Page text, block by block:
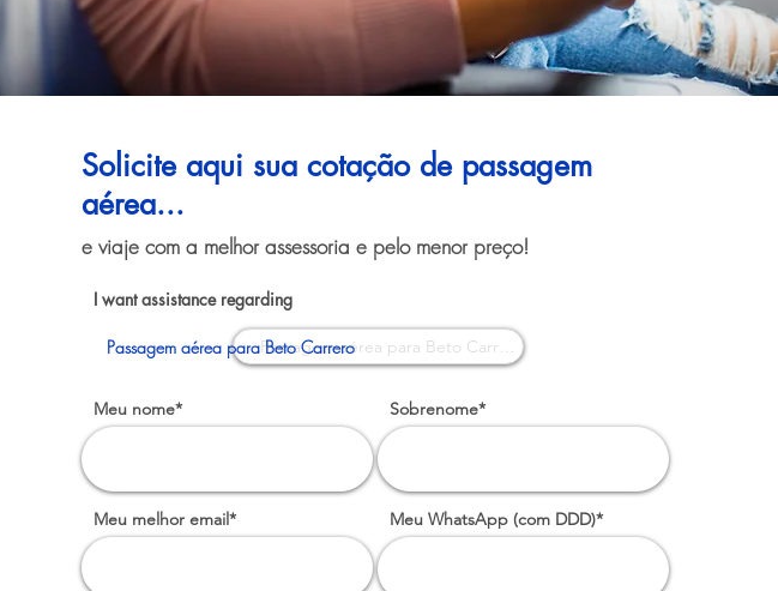
Solicite aqui sua cotação de passagem
aérea...
e viaje com a melhor assessoria e pelo menor preço!
I want assistance regarding
Passagem aérea para Beto Carrero
Meu nome* Sobrenome*
Meu melhor email* Meu WhatsApp (com DDD)*